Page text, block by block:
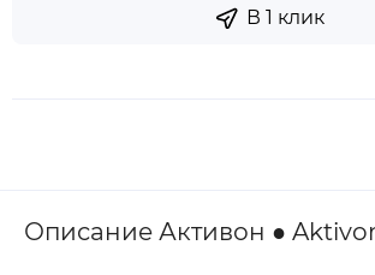
В 1 клик
Описание Активон ●